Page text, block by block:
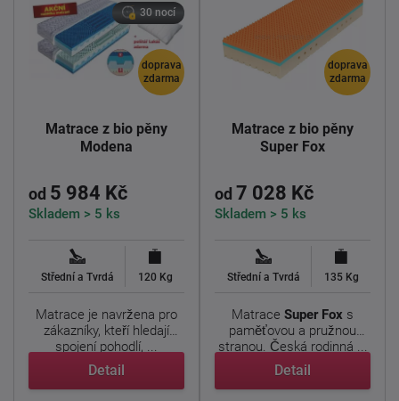
doprava
zdarma
30 nocí
Matrace z bio pěny
Modena
od 5 984 Kč
Skladem > 5 ks
Střední a Tvrdá 120 Kg
Matrace je navržena pro
zákazníky, kteří hledají
spojení pohodlí, ...
Detail
doprava
zdarma
Matrace z bio pěny
Super Fox
od 7 028 Kč
Skladem > 5 ks
Střední a Tvrdá 135 Kg
Matrace Super Fox s
paměťovou a pružnou
stranou. Česká rodinná ...
Detail